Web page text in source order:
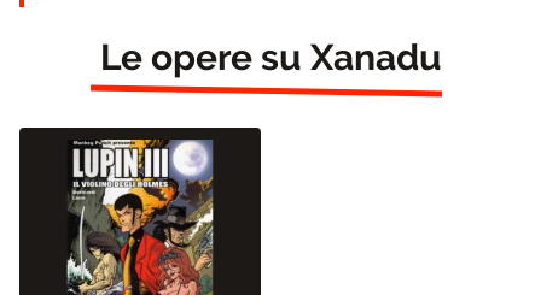
Le opere su Xanadu